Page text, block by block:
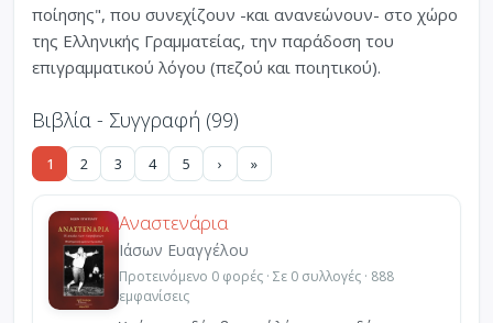
ποίησης", που συνεχίζουν -και ανανεώνουν- στο χώρο
της Ελληνικής Γραμματείας, την παράδοση του
επιγραμματικού λόγου (πεζού και ποιητικού).
Βιβλία - Συγγραφή (99)
1 2 3 4 5 › »
Αναστενάρια
Ιάσων Ευαγγέλου
Προτεινόμενο 0 φορές · Σε 0 συλλογές · 888
εμφανίσεις